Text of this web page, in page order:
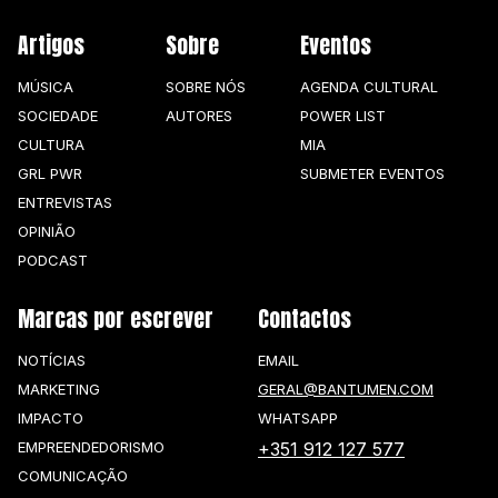
Artigos
MÚSICA
SOCIEDADE
CULTURA
GRL PWR
ENTREVISTAS
OPINIÃO
PODCAST
Sobre
SOBRE NÓS
AUTORES
Eventos
AGENDA CULTURAL
POWER LIST
MIA
SUBMETER EVENTOS
Marcas por escrever
NOTÍCIAS
MARKETING
IMPACTO
EMPREENDEDORISMO
COMUNICAÇÃO
Contactos
EMAIL
GERAL@BANTUMEN.COM
WHATSAPP
+351 912 127 577